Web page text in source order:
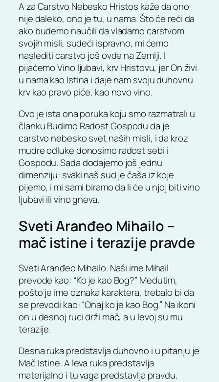
A za Carstvo Nebesko Hristos kaže da ono
nije daleko, ono je tu, u nama. Što će reći da
ako budemo naučili da vladamo carstvom
svojih misli, sudeći ispravno, mi ćemo
naslediti carstvo još ovde na Zemlji. I
pijaćemo Vino ljubavi, krv Hristovu, jer On živi
u nama kao Istina i daje nam svoju duhovnu
krv kao pravo piće, kao novo vino.
Ovo je ista ona poruka koju smo razmatrali u
člankuBudimo Radost Gospoduda je
carstvo nebesko svet naših misli, i da kroz
mudre odluke donosimo radost sebi i
Gospodu. Sada dodajemo još jednu
dimenziju: svaki naš sud je čaša iz koje
pijemo, i mi sami biramo da li će u njoj biti vino
ljubavi ili vino gneva.
Sveti Aranđeo Mihailo –
mač istine i terazije pravde
Sveti Aranđeo Mihailo. Naši ime Mihail
prevode kao: “Ko je kao Bog?” Međutim,
pošto je ime oznaka karaktera, trebalo bi da
se prevodi kao: “Onaj ko je kao Bog.” Na ikoni
on u desnoj ruci drži mač, a u levoj su mu
terazije.
Desna ruka predstavlja duhovno i u pitanju je
Mač Istine. A leva ruka predstavlja
materijalno i tu vaga predstavlja pravdu.